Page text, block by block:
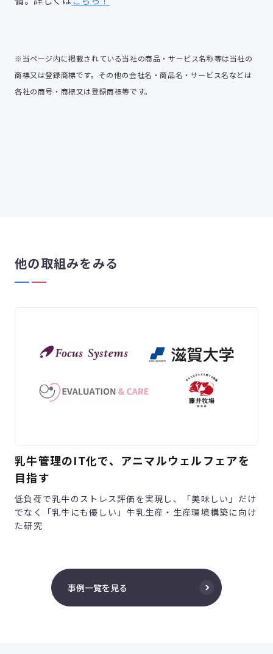
※当ページ内に掲載されている当社の商品・サービス名称等は当社の
商標又は登録商標です。その他の会社名・商品名・サービス名などは
各社の商号・商標又は登録商標等です。
他の取組みをみる
乳牛管理のIT化で、アニマルウェルフェアを
目指す
低負荷で乳牛のストレス評価を実現し、「美味しい」だけ
でなく「乳牛にも優しい」牛乳生産・生産環境構築に向け
た研究
事例一覧を見る